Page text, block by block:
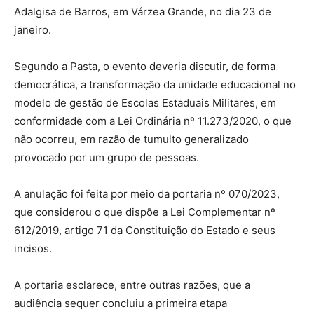
Adalgisa de Barros, em Várzea Grande, no dia 23 de
janeiro.
Segundo a Pasta, o evento deveria discutir, de forma
democrática, a transformação da unidade educacional no
modelo de gestão de Escolas Estaduais Militares, em
conformidade com a Lei Ordinária nº 11.273/2020, o que
não ocorreu, em razão de tumulto generalizado
provocado por um grupo de pessoas.
A anulação foi feita por meio da portaria nº 070/2023,
que considerou o que dispõe a Lei Complementar nº
612/2019, artigo 71 da Constituição do Estado e seus
incisos.
A portaria esclarece, entre outras razões, que a
audiência sequer concluiu a primeira etapa